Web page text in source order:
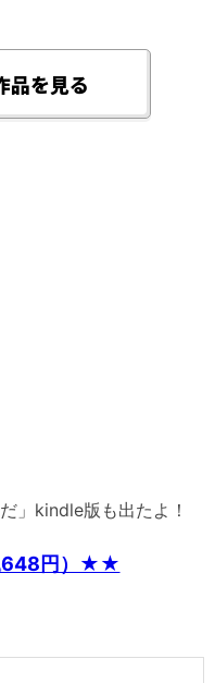
品を見る
」kindle版も出たよ！
648円）★★